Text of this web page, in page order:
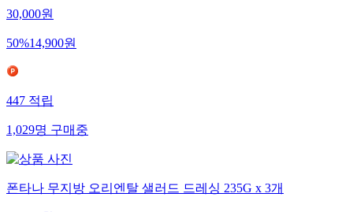
30,000원
50%14,900원
447적립
1,029명구매중
폰타나 무지방 오리엔탈 샐러드 드레싱 235G x 3개